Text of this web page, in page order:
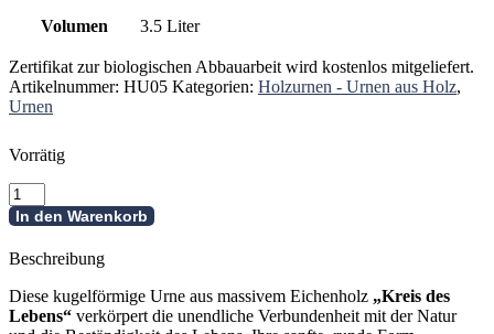
Volumen 3.5 Liter
Zertifikat zur biologischen Abbauarbeit wird kostenlos mitgeliefert.
Artikelnummer: HU05 Kategorien: Holzurnen - Urnen aus Holz,
Urnen
Vorrätig
Holzurne
-
Kreis
des
Lebens
Menge
In den Warenkorb
Beschreibung
Diese kugelförmige Urne aus massivem Eichenholz „Kreis des
Lebens“ verkörpert die unendliche Verbundenheit mit der Natur